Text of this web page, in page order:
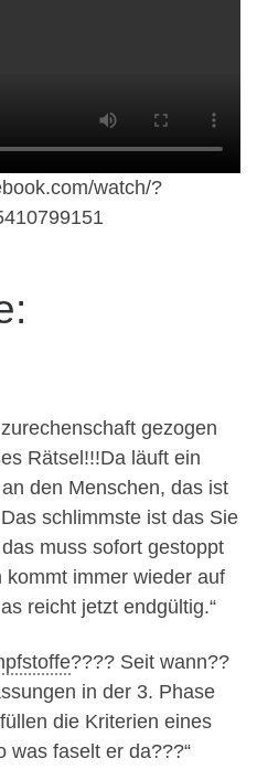
watch/?
gezogen
Rätsel!!!Da läuft ein
den Menschen, das ist
schlimmste ist das Sie
muss sofort gestoppt
immer wieder auf
reicht jetzt endgültig.“
???? Seit wann??
in der 3. Phase
die Kriterien eines
was faselt er da???“